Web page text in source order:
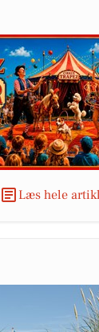
Læs hele